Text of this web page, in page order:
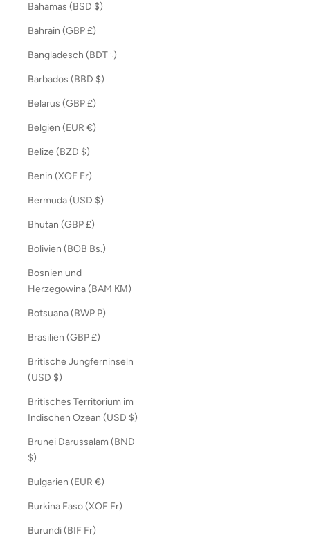
Bahamas (BSD $)
Bahrain (GBP £)
Bangladesch (BDT ৳)
Barbados (BBD $)
Belarus (GBP £)
Belgien (EUR €)
Belize (BZD $)
Benin (XOF Fr)
Bermuda (USD $)
Bhutan (GBP £)
Bolivien (BOB Bs.)
Bosnien und
Herzegowina (BAM КМ)
Botsuana (BWP P)
Brasilien (GBP £)
Britische Jungferninseln
(USD $)
Britisches Territorium im
Indischen Ozean (USD $)
Brunei Darussalam (BND
$)
Bulgarien (EUR €)
Burkina Faso (XOF Fr)
Burundi (BIF Fr)